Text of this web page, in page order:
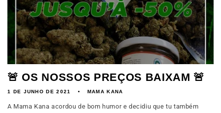
🚨 OS NOSSOS PREÇOS BAIXAM 🚨
1 DE JUNHO DE 2021 MAMA KANA
A Mama Kana acordou de bom humor e decidiu que tu também